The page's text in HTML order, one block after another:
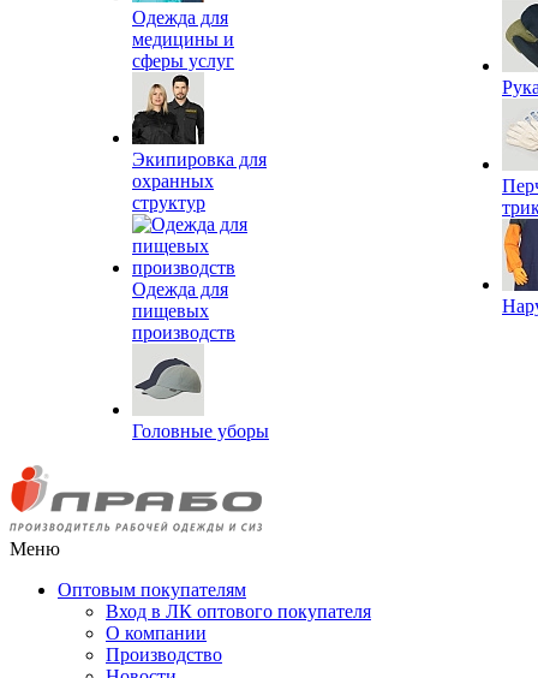
Одежда для
медицины и
сферы услуг
Экипировка для
охранных
структур
Одежда для
пищевых
производств
Головные уборы
Меню
Оптовым покупателям
Вход в ЛК оптового покупателя
О компании
Производство